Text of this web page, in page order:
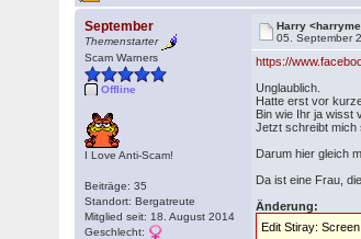
September
Themenstarter
Scam Warners
Offline
I Love Anti-Scam!
Beiträge: 35
Standort: Bergatreute
Mitglied seit: 18. August 2014
Geschlecht:
Harry
05. September
https://
Unglaublich.
Hatte erst vor
Bin wie Ihr ja wisst
Jetzt schreibt mich
Darum hier gleich
Da ist eine Frau,
Änderung:
Edit Stiray: